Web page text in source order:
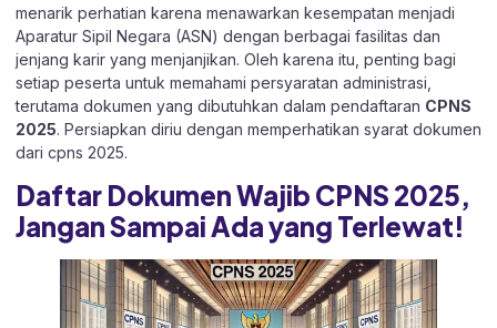
menarik perhatian karena menawarkan kesempatan menjadi
Aparatur Sipil Negara (ASN) dengan berbagai fasilitas dan
jenjang karir yang menjanjikan. Oleh karena itu, penting bagi
setiap peserta untuk memahami persyaratan administrasi,
terutama dokumen yang dibutuhkan dalam pendaftaran CPNS
2025. Persiapkan diriu dengan memperhatikan syarat dokumen
dari cpns 2025.
Daftar Dokumen Wajib CPNS 2025,
Jangan Sampai Ada yang Terlewat!